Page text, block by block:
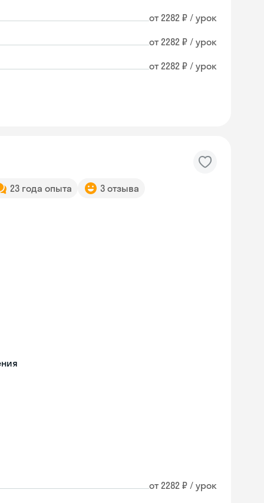
от 2282 ₽ / урок
от 2282 ₽ / урок
от 2282 ₽ / урок
23 года опыта 3 отзыва
от 2282 ₽ / урок